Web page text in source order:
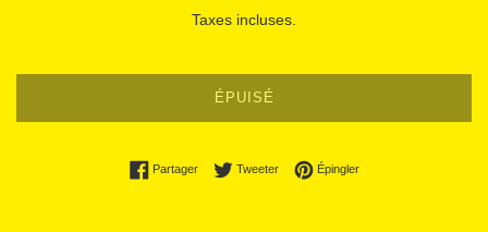
Taxes incluses.
ÉPUISÉ
PartagerPartager sur Facebook
TweeterTweeter sur Twitter
ÉpinglerÉpingler sur Pinterest